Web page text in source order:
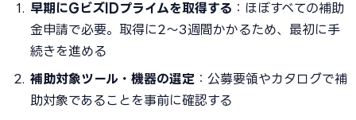
早期にGビズIDプライムを取得する ：ほぼすべての補助
金申請で必要。取得に2〜3週間かかるため、最初に手
続きを進める
補助対象ツール・機器の選定 ：公募要領やカタログで補
助対象であることを事前に確認する